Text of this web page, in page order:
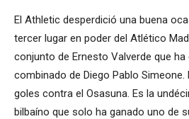
El Athletic desperdició una buena
tercer lugar en poder del Atlético
conjunto de Ernesto Valverde que
combinado de Diego Pablo
goles contra el Osasuna. Es la
bilbaíno que solo ha ganado uno de